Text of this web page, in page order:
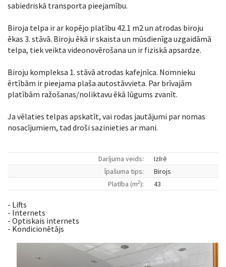
Kontakti
sabiedriskā transporta pieejamību.
Biroja telpa ir ar kopējo platību 42.1 m2 un atrodas biroju
ēkas 3. stāvā. Biroju ēkā ir skaista un mūsdienīga uzgaidāmā
telpa, tiek veikta videonovērošana un ir fiziskā apsardze.
Biroju kompleksa 1. stāvā atrodas kafejnīca. Nomnieku
ērtībām ir pieejama plaša autostāvvieta. Par brīvajām
platībām ražošanas/noliktavu ēkā lūgums zvanīt.
Ja vēlaties telpas apskatīt, vai rodas jautājumi par nomas
nosacījumiem, tad droši sazinieties ar mani.
Darījuma veids:
Izīrē
Īpašuma tips:
Birojs
Platība (m2): 43
- Lifts
- Internets
- Optiskais internets
- Kondicionētājs